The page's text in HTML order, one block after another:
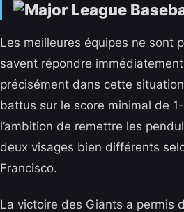
Les meilleures équipes ne sont
savent répondre
précisément dans cette
battus sur le score minimal de
l’ambition de remettre les
deux visages bien différents
Francisco.
La victoire des Giants a permis